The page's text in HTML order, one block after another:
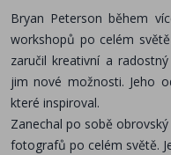
Bryan Peterson během
workshopů po celém
zaručil kreativní a
jim nové možnosti. Jeho
které inspiroval.
Zanechal po sobě
fotografů po celém světě.